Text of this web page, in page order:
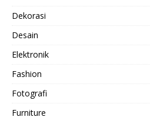
Dekorasi
Desain
Elektronik
Fashion
Fotografi
Furniture